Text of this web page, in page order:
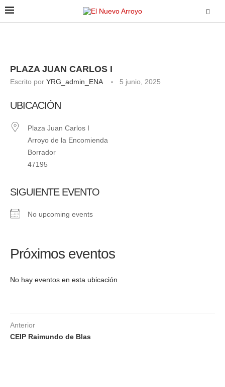
PLAZA JUAN CARLOS I
Escrito por YRG_admin_ENA 5 junio, 2025
UBICACIÓN
Plaza Juan Carlos I
Arroyo de la Encomienda
Borrador
47195
SIGUIENTE EVENTO
No upcoming events
Próximos eventos
No hay eventos en esta ubicación
Anterior
CEIP Raimundo de Blas